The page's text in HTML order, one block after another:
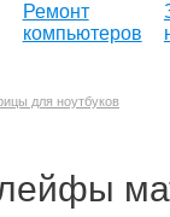
Ремонт
компьютеров
для ноутбуков